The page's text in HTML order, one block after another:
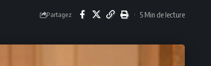
Partagez 5 Min de lecture